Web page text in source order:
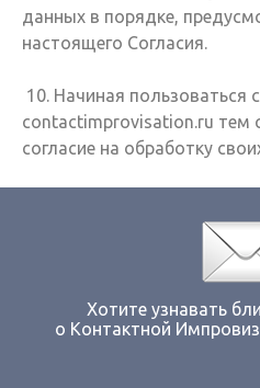
данных в порядке,
настоящего Согласия.
10. Начиная пользоваться
contactimprovisation.ru
согласие на обработку
Хотите узнавать
о Контактной